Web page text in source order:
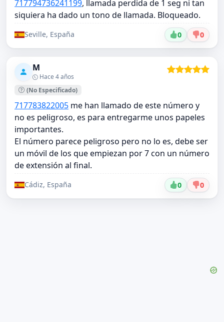
717794736241199, llamada perdida de 1 seg ni tan
siquiera ha dado un tono de llamada. Bloqueado.
Seville, España 0 0
M
Hace 4 años
(No Especificado)
717783822005 me han llamado de este número y
no es peligroso, es para entregarme unos papeles
importantes.
El número parece peligroso pero no lo es, debe ser
un móvil de los que empiezan por 7 con un número
de extensión al final.
Cádiz, España 0 0